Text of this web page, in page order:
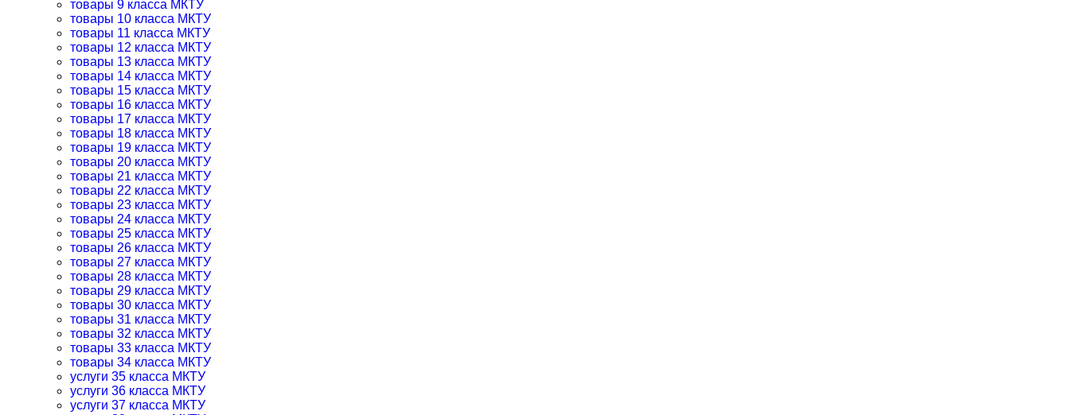
товары 9 класса МКТУ
товары 10 класса МКТУ
товары 11 класса МКТУ
товары 12 класса МКТУ
товары 13 класса МКТУ
товары 14 класса МКТУ
товары 15 класса МКТУ
товары 16 класса МКТУ
товары 17 класса МКТУ
товары 18 класса МКТУ
товары 19 класса МКТУ
товары 20 класса МКТУ
товары 21 класса МКТУ
товары 22 класса МКТУ
товары 23 класса МКТУ
товары 24 класса МКТУ
товары 25 класса МКТУ
товары 26 класса МКТУ
товары 27 класса МКТУ
товары 28 класса МКТУ
товары 29 класса МКТУ
товары 30 класса МКТУ
товары 31 класса МКТУ
товары 32 класса МКТУ
товары 33 класса МКТУ
товары 34 класса МКТУ
услуги 35 класса МКТУ
услуги 36 класса МКТУ
услуги 37 класса МКТУ